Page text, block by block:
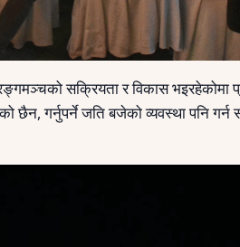
सक्रियता र विकास भइरहेकोमा
गर्नुपर्ने जति बजेको व्यवस्था पनि